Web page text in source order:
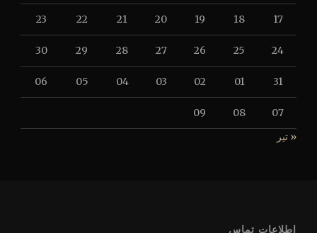
17
18
19
20
21
22
23
24
25
26
27
28
29
30
31
01
02
03
04
05
06
07
08
09
« تیر
اطلاعات تماس